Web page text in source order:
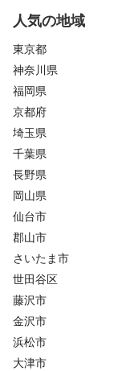
人気の地域
東京都
神奈川県
福岡県
京都府
埼玉県
千葉県
長野県
岡山県
仙台市
郡山市
さいたま市
世田谷区
藤沢市
金沢市
浜松市
大津市